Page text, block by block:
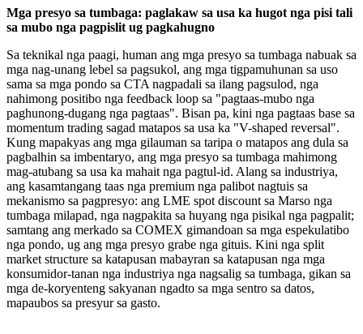
Mga presyo sa tumbaga: paglakaw sa usa ka hugot nga pisi tali
sa mubo nga pagpislit ug pagkahugno
Sa teknikal nga paagi, human ang mga presyo sa tumbaga nabuak sa
mga nag-unang lebel sa pagsukol, ang mga tigpamuhunan sa uso
sama sa mga pondo sa CTA nagpadali sa ilang pagsulod, nga
nahimong positibo nga feedback loop sa "pagtaas-mubo nga
paghunong-dugang nga pagtaas". Bisan pa, kini nga pagtaas base sa
momentum trading sagad matapos sa usa ka "V-shaped reversal".
Kung mapakyas ang mga gilauman sa taripa o matapos ang dula sa
pagbalhin sa imbentaryo, ang mga presyo sa tumbaga mahimong
mag-atubang sa usa ka mahait nga pagtul-id. Alang sa industriya,
ang kasamtangang taas nga premium nga palibot nagtuis sa
mekanismo sa pagpresyo: ang LME spot discount sa Marso nga
tumbaga milapad, nga nagpakita sa huyang nga pisikal nga pagpalit;
samtang ang merkado sa COMEX gimandoan sa mga espekulatibo
nga pondo, ug ang mga presyo grabe nga gituis. Kini nga split
market structure sa katapusan mabayran sa katapusan nga mga
konsumidor-tanan nga industriya nga nagsalig sa tumbaga, gikan sa
mga de-koryenteng sakyanan ngadto sa mga sentro sa datos,
mapaubos sa presyur sa gasto.